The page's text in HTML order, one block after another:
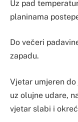
Uz pad
planinama
Do večeri
zapadu.
Vjetar umjeren
uz olujne udare,
vjetar slabi i